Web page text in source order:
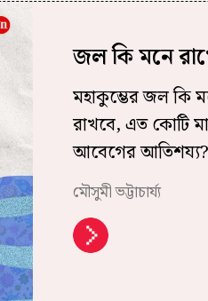
জল কি মনে
মহাকুম্ভের জল কি
রাখবে, এত কোটি
আবেগের আতিশয্য?
মৌসুমী ভট্টাচার্য্য